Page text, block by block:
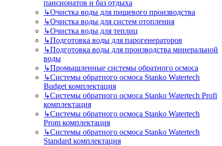
пансионатов и баз отдыха
↳Очистка воды для пищевого производства
↳Очистка воды для систем отопления
↳Очистка воды для теплиц
↳Подготовка воды для парогенераторов
↳Подготовка воды для производства минеральной
воды
↳Промышленные системы обратного осмоса
↳Системы обратного осмоса Stanko Watertech
Budget комплектация
↳Системы обратного осмоса Stanko Watertech Profi
комплектация
↳Системы обратного осмоса Stanko Watertech
Prom комплектация
↳Системы обратного осмоса Stanko Watertech
Standard комплектация